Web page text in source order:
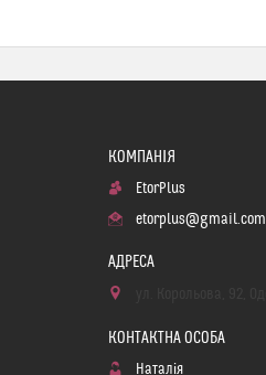
EtorPlus
etorplus@gmail.com
Наталія